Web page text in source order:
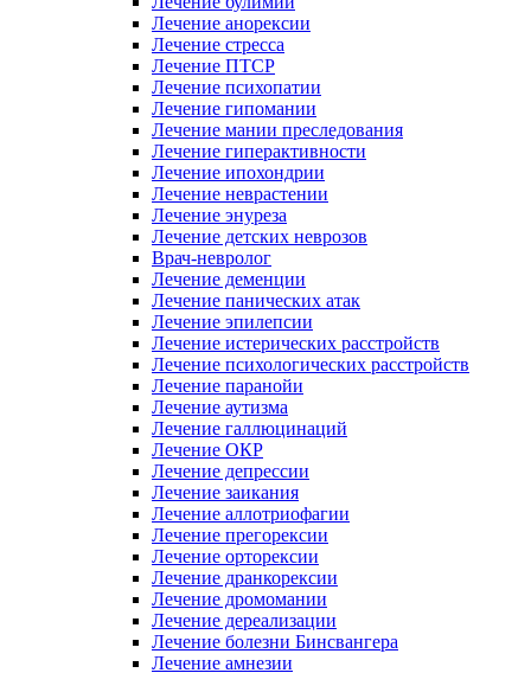
Лечение анорексии
Лечение стресса
Лечение ПТСР
Лечение психопатии
Лечение гипомании
Лечение мании преследования
Лечение гиперактивности
Лечение ипохондрии
Лечение неврастении
Лечение энуреза
Лечение детских неврозов
Врач-невролог
Лечение деменции
Лечение панических атак
Лечение эпилепсии
Лечение истерических расстройств
Лечение психологических расстройств
Лечение паранойи
Лечение аутизма
Лечение галлюцинаций
Лечение ОКР
Лечение депрессии
Лечение заикания
Лечение аллотриофагии
Лечение прегорексии
Лечение орторексии
Лечение дранкорексии
Лечение дромомании
Лечение дереализации
Лечение болезни Бинсвангера
Лечение амнезии